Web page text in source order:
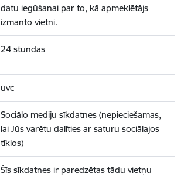
datu iegūšanai par to, kā apmeklētājs
izmanto vietni.
24 stundas
uvc
Sociālo mediju sīkdatnes (nepieciešamas,
lai Jūs varētu dalīties ar saturu sociālajos
tīklos)
Šīs sīkdatnes ir paredzētas tādu vietņu